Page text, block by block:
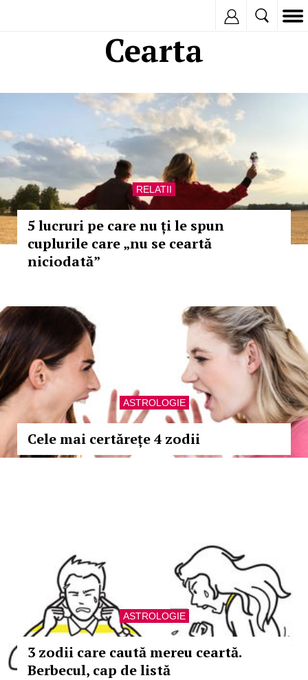
Cearta
RELATII
5 lucruri pe care nu ți le spun
cuplurile care „nu se ceartă
niciodată”
ASTROLOGIE
Cele mai certărețe 4 zodii
ASTROLOGIE
3 zodii care caută mereu ceartă.
Berbecul, cap de listă